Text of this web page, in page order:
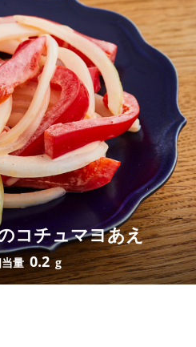
コチュマヨあえ
当量0.2 g